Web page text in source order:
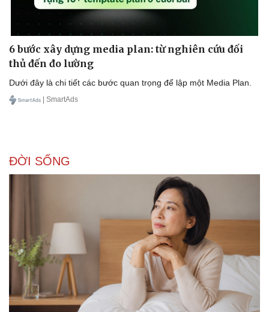
6 bước xây dựng media plan: từ nghiên cứu đối
thủ đến đo lường
Dưới đây là chi tiết các bước quan trọng để lập một Media Plan.
| SmartAds
ĐỜI SỐNG